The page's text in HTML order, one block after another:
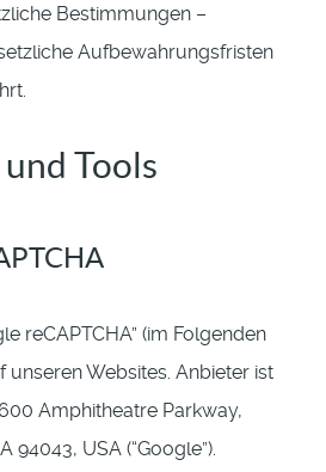
Bestimmungen –
Aufbewahrungsfristen
Tools
reCAPTCHA” (im Folgenden
unseren Websites. Anbieter ist
Amphitheatre Parkway,
94043, USA (“Google”).